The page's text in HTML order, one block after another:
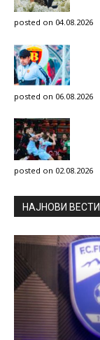
posted on 04.08.2026
posted on 06.08.2026
posted on 02.08.2026
НAЈНОВИ ВЕСТИ